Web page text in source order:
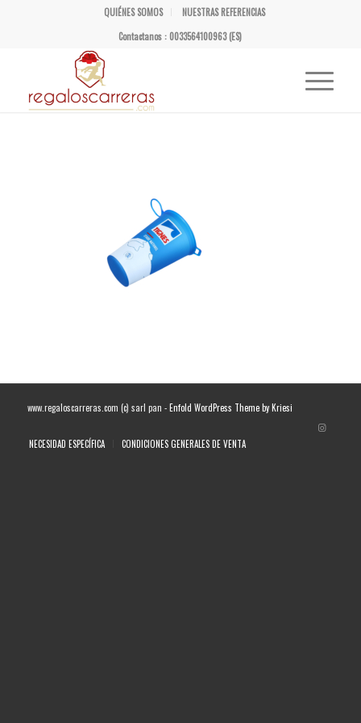
QUIÉNES SOMOS
NUESTRAS REFERENCIAS
Contactanos : 0033564100963 (ES)
www.regaloscarreras.com (c) sarl pan -Enfold WordPress Theme by Kriesi
NECESIDAD ESPECÍFICA CONDICIONES GENERALES DE VENTA